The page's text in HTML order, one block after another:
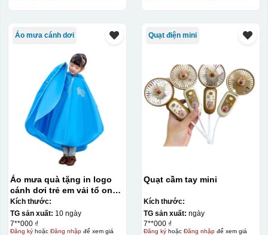
Áo mưa cánh dơi
Áo mưa quà tặng in logo
cánh dơi trẻ em vải tổ ong
KQ-AM11
Kích thước:
TG sản xuất: 10 ngày
7**000 ₫
Đăng kýhoặc Đăng nhậpđể xem giá
Quạt điện mini
Quạt cầm tay mini
Kích thước:
TG sản xuất: ngày
7**000 ₫
Đăng kýhoặc Đăng nhậpđể xem giá